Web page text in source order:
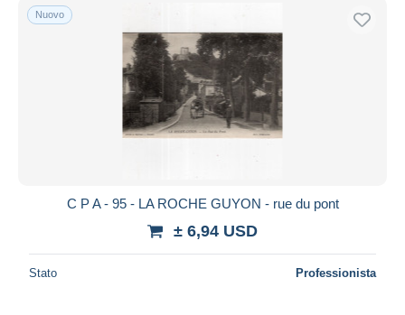
Aggiorna
Nuovo
C P A - 95 - LA ROCHE GUYON - rue du pont
± 6,94 USD
Stato Professionista